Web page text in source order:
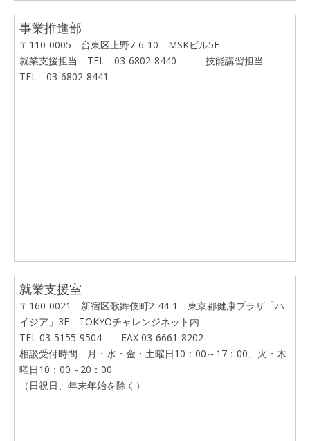
事業推進部
〒110-0005 台東区上野7-6-10 MSKビル5F
就業支援担当 TEL 03-6802-8440 技能講習担当
TEL 03-6802-8441
就業支援室
〒160-0021 新宿区歌舞伎町2-44-1 東京都健康プラザ「ハ
イジア」3F TOKYOチャレンジネット内
TEL 03-5155-9504 FAX 03-6661-8202
相談受付時間 月・水・金・土曜日10：00～17：00、火・木
曜日10：00～20：00
（日祝日、年末年始を除く）